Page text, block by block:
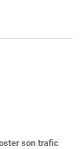
son trafic